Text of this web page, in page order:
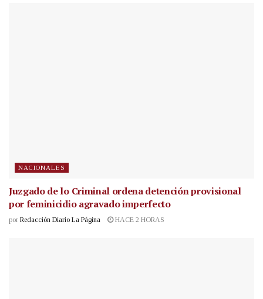
NACIONALES
Juzgado de lo Criminal ordena detención provisional
por feminicidio agravado imperfecto
por Redacción Diario La Página HACE 2 HORAS